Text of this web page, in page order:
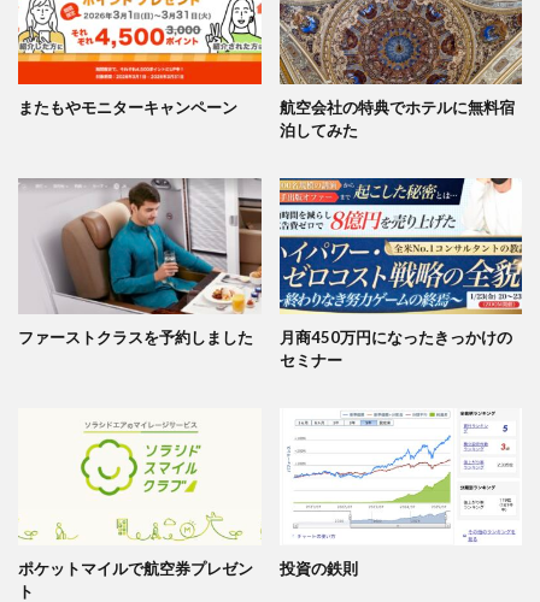
またもやモニターキャンペーン
航空会社の特典でホテルに無料宿
泊してみた
ファーストクラスを予約しました
月商450万円になったきっかけの
セミナー
ポケットマイルで航空券プレゼン
ト
投資の鉄則